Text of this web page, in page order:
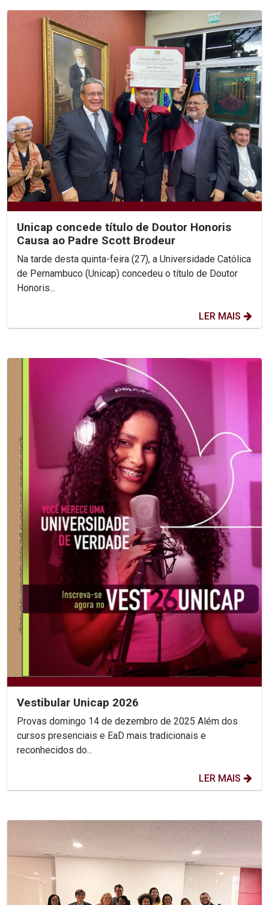
Unicap concede título de Doutor Honoris
Causa ao Padre Scott Brodeur
Na tarde desta quinta-feira (27), a Universidade Católica
de Pernambuco (Unicap) concedeu o título de Doutor
Honoris...
LER MAIS
Vestibular Unicap 2026
Provas domingo 14 de dezembro de 2025 Além dos
cursos presenciais e EaD mais tradicionais e
reconhecidos do...
LER MAIS